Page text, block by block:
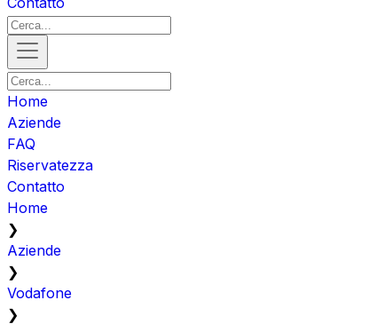
Home
Aziende
FAQ
Riservatezza
Contatto
Home
❯
Aziende
❯
Vodafone
❯